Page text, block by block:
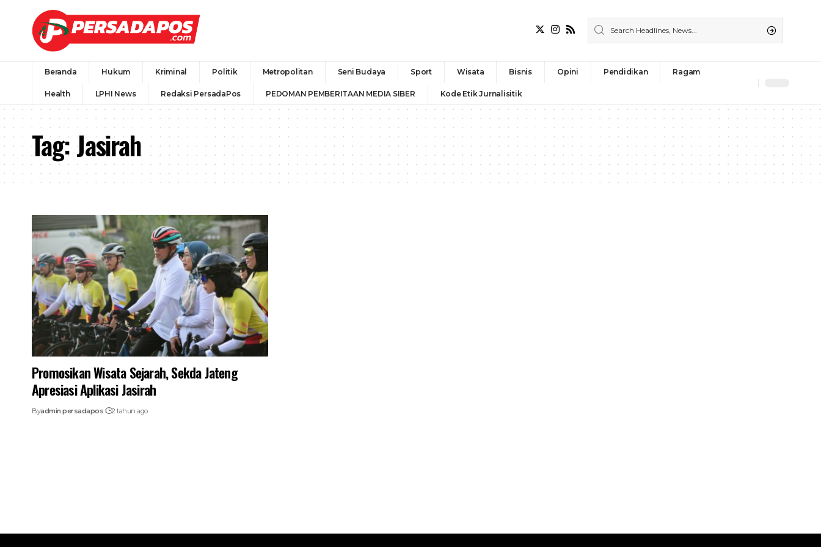
Beranda Hukum Kriminal Politik Metropolitan Seni Budaya Sport Wisata Bisnis Opini Pendidikan Ragam
Health LPHI News Redaksi PersadaPos PEDOMAN PEMBERITAAN MEDIA SIBER Kode Etik Jurnalisitik
Tag:Jasirah
Promosikan Wisata Sejarah, Sekda Jateng
Apresiasi Aplikasi Jasirah
Byadmin persadapos 2 tahun ago